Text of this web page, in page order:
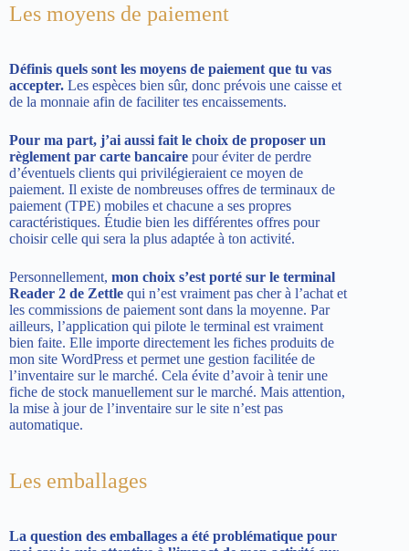
Les moyens de paiement
Définis quels sont les moyens de paiement que tu vas
accepter. Les espèces bien sûr, donc prévois une caisse et
de la monnaie afin de faciliter tes encaissements.
Pour ma part, j’ai aussi fait le choix de proposer un
règlement par carte bancaire pour éviter de perdre
d’éventuels clients qui privilégieraient ce moyen de
paiement. Il existe de nombreuses offres de terminaux de
paiement (TPE) mobiles et chacune a ses propres
caractéristiques. Étudie bien les différentes offres pour
choisir celle qui sera la plus adaptée à ton activité.
Personnellement, mon choix s’est porté sur le terminal
Reader 2 de Zettle qui n’est vraiment pas cher à l’achat et
les commissions de paiement sont dans la moyenne. Par
ailleurs, l’application qui pilote le terminal est vraiment
bien faite. Elle importe directement les fiches produits de
mon site WordPress et permet une gestion facilitée de
l’inventaire sur le marché. Cela évite d’avoir à tenir une
fiche de stock manuellement sur le marché. Mais attention,
la mise à jour de l’inventaire sur le site n’est pas
automatique.
Les emballages
La question des emballages a été problématique pour